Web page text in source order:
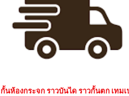
กั้นห้องกระจก ราวบันได ราวกั้นตก เทม